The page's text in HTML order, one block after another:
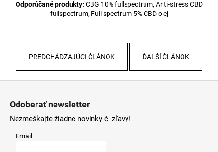
Odporúčané produkty: CBG 10% fullspectrum, Anti-stress CBD
fullspectrum, Full spectrum 5% CBD olej
PREDCHÁDZAJÚCI ČLÁNOK ĎALŠÍ ČLÁNOK
Odoberať newsletter
Nezmeškajte žiadne novinky či zľavy!
Email